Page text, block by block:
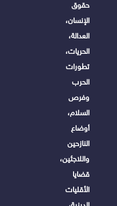
حقوق
الإنسان،
العدالة،
الحريات،
تطورات
الحرب
وفرص
السلام،
أوضاع
النازحين
واللاجئين،
قضايا
الأقليات